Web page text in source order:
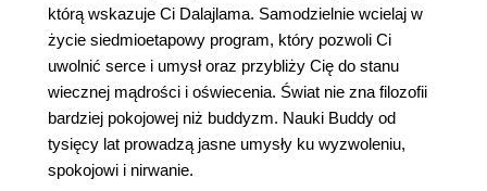
którą wskazuje Ci Dalajlama. Samodzielnie wcielaj w
życie siedmioetapowy program, który pozwoli Ci
uwolnić serce i umysł oraz przybliży Cię do stanu
wiecznej mądrości i oświecenia. Świat nie zna filozofii
bardziej pokojowej niż buddyzm. Nauki Buddy od
tysięcy lat prowadzą jasne umysły ku wyzwoleniu,
spokojowi i nirwanie.